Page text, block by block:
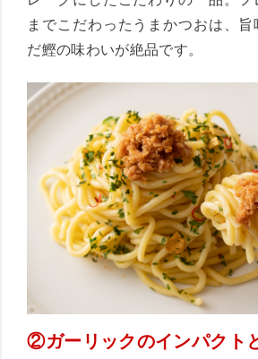
までこだわったうまかつおは、
だ鰹の味わいが絶品です。
②ガーリックのインパクト